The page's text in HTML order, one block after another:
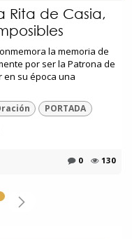
Rita de Casia,
la memoria de
por ser la Patrona de
en su época una
PORTADA
0 130